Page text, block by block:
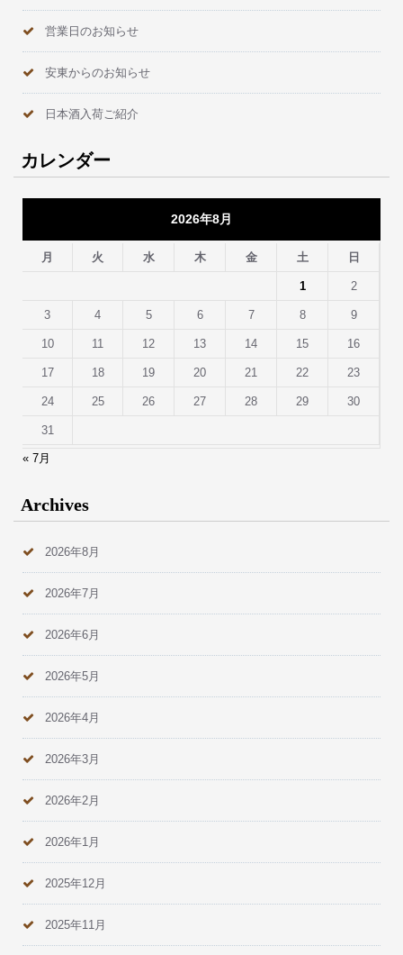
営業日のお知らせ
安東からのお知らせ
日本酒入荷ご紹介
カレンダー
2026年8月
月 火 水 木 金 土 日
1 2
3 4 5 6 7 8 9
10 11 12 13 14 15 16
17 18 19 20 21 22 23
24 25 26 27 28 29 30
31
« 7月
Archives
2026年8月
2026年7月
2026年6月
2026年5月
2026年4月
2026年3月
2026年2月
2026年1月
2025年12月
2025年11月